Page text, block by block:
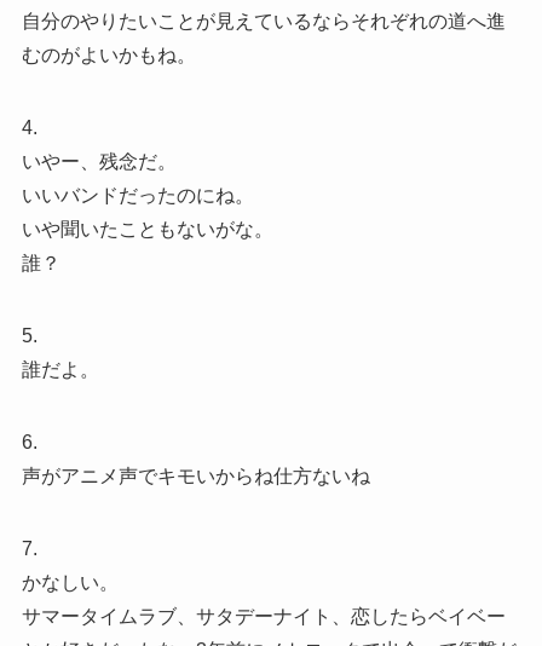
自分のやりたいことが見えているならそれぞれの道へ進
むのがよいかもね。
4.
いやー、残念だ。
いいバンドだったのにね。
いや聞いたこともないがな。
誰？
5.
誰だよ。
6.
声がアニメ声でキモいからね仕方ないね
7.
かなしい。
サマータイムラブ、サタデーナイト、恋したらベイベー